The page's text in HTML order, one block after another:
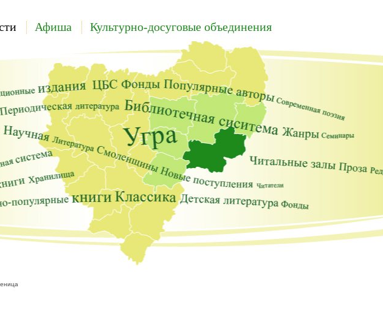
Афиша Культурно-досуговые объединения